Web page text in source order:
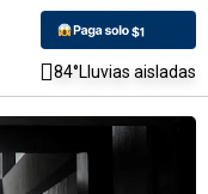
84°Lluvias aisladas